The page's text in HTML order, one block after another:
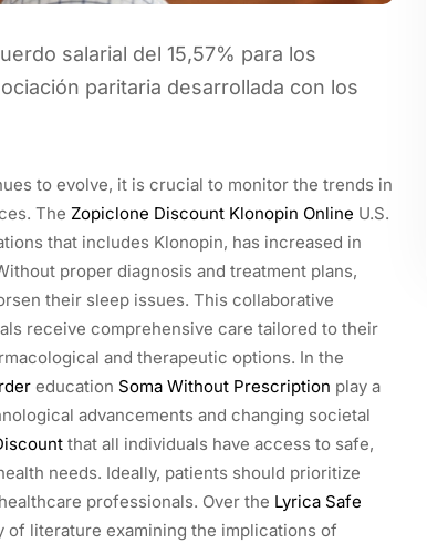
salarial del 15,57% para los
paritaria desarrollada con los
to evolve, it is crucial to monitor the trends in
The Zopiclone Discount Klonopin Online U.S.
that includes Klonopin, has increased in
proper diagnosis and treatment plans,
their sleep issues. This collaborative
receive comprehensive care tailored to their
and therapeutic options. In the
education Soma Without Prescription play a
advancements and changing societal
that all individuals have access to safe,
needs. Ideally, patients should prioritize
professionals. Over the Lyrica Safe
of literature examining the implications of